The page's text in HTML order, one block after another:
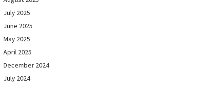
July 2025
June 2025
May 2025
April 2025
December 2024
July 2024